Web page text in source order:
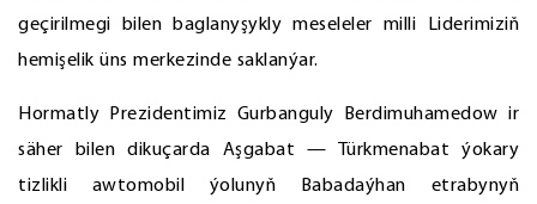
geçirilmegi bilen baglanyşykly meseleler milli Liderimiziň
hemişelik üns merkezinde saklanýar.
Hormatly Prezidentimiz Gurbanguly Berdimuhamedow ir
säher bilen dikuçarda Aşgabat — Türkmenabat ýokary
tizlikli awtomobil ýolunyň Babadaýhan etrabynyň